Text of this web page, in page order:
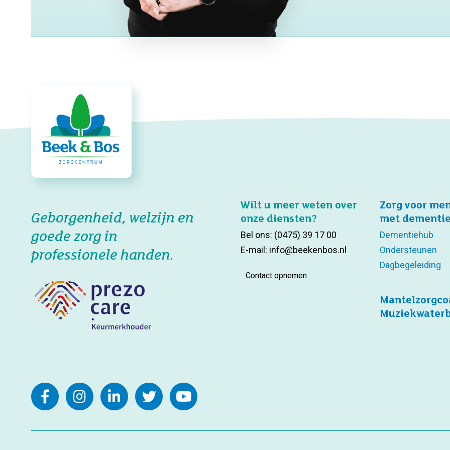
Geborgenheid, welzijn en
goede zorg in
professionele handen.
Wilt u meer weten over
onze diensten?
Bel ons: (0475) 39 17 00
E-mail: info@beekenbos.nl
Contact opnemen
Zorg voor
met dementie
Dementiehub
Ondersteunen
Dagbegeleiding